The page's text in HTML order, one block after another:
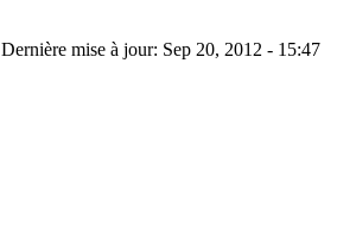
Dernière mise à jour: Sep 20, 2012 - 15:47